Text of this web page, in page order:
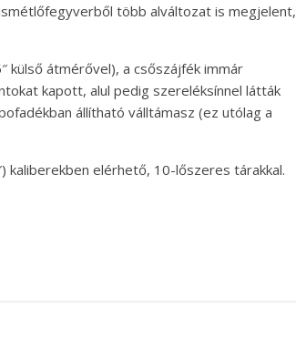
több alváltozat is megjelent,
külső átmérővel), a csőszájfék immár
kapott, alul pedig szereléksínnel látták
állítható válltámasz (ez utólag a
kaliberekben elérhető, 10-lőszeres tárakkal.